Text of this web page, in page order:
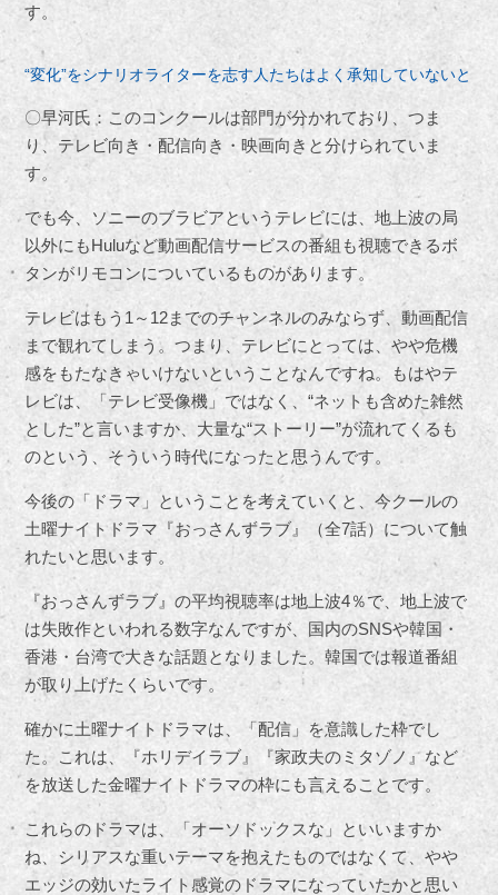
す。
“変化”をシナリオライターを志す人たちはよく承知していないと
〇早河氏：このコンクールは部門が分かれており、つま
り、テレビ向き・配信向き・映画向きと分けられていま
す。
でも今、ソニーのブラビアというテレビには、地上波の局
以外にもHuluなど動画配信サービスの番組も視聴できるボ
タンがリモコンについているものがあります。
テレビはもう1～12までのチャンネルのみならず、動画配信
まで観れてしまう。つまり、テレビにとっては、やや危機
感をもたなきゃいけないということなんですね。もはやテ
レビは、「テレビ受像機」ではなく、“ネットも含めた雑然
とした”と言いますか、大量な“ストーリー”が流れてくるも
のという、そういう時代になったと思うんです。
今後の「ドラマ」ということを考えていくと、今クールの
土曜ナイトドラマ『おっさんずラブ』（全7話）について触
れたいと思います。
『おっさんずラブ』の平均視聴率は地上波4％で、地上波で
は失敗作といわれる数字なんですが、国内のSNSや韓国・
香港・台湾で大きな話題となりました。韓国では報道番組
が取り上げたくらいです。
確かに土曜ナイトドラマは、「配信」を意識した枠でし
た。これは、『ホリデイラブ』『家政夫のミタゾノ』など
を放送した金曜ナイトドラマの枠にも言えることです。
これらのドラマは、「オーソドックスな」といいますか
ね、シリアスな重いテーマを抱えたものではなくて、やや
エッジの効いたライト感覚のドラマになっていたかと思い